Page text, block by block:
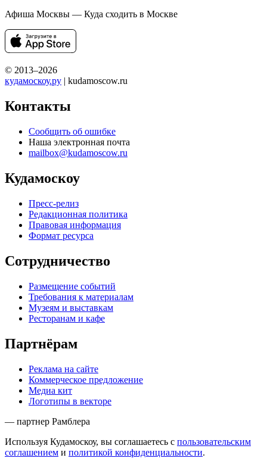
Афиша Москвы — Куда сходить в Москве
© 2013–2026
кудамоскоу.ру | kudamoscow.ru
Контакты
Сообщить об ошибке
Наша электронная почта
mailbox@kudamoscow.ru
Кудамоскоу
Пресс-релиз
Редакционная политика
Правовая информация
Формат ресурса
Сотрудничество
Размещение событий
Требования к материалам
Музеям и выставкам
Ресторанам и кафе
Партнёрам
Реклама на сайте
Коммерческое предложение
Медиа кит
Логотипы в векторе
— партнер Рамблера
Используя Кудамоскоу, вы соглашаетесь с пользовательским
соглашением и политикой конфиденциальности.